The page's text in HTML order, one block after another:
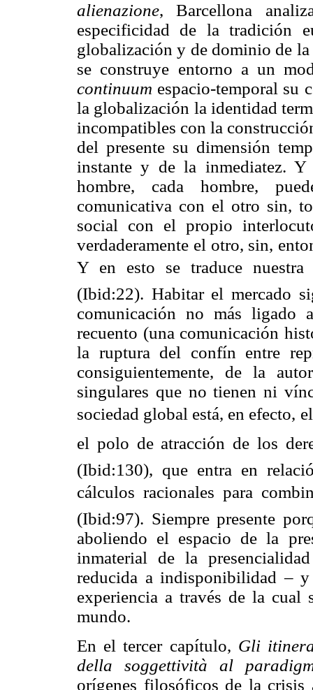
alienazione, Barcellona
especificidad de la tradición
globalización y de dominio de
se construye entorno a un
continuum espacio-temporal su
la globalización la identidad
incompatibles con la
del presente su dimensión
instante y de la inmediatez.
hombre, cada hombre,
comunicativa con el otro sin,
social con el propio
verdaderamente el otro, sin,
Y en esto se traduce nuestra
(Ibid:22). Habitar el mercado
comunicación no más ligado
recuento (una comunicación
la ruptura del confín entre
consiguientemente, de la
singulares que no tienen ni
sociedad global está, en efecto,
el polo de atracción de los
(Ibid:130), que entra en
cálculos racionales para
(Ibid:97). Siempre presente
aboliendo el espacio de la
inmaterial de la
reducida a indisponibilidad –
experiencia a través de la
mundo.
En el tercer capítulo, Gli
della soggettività al
orígenes filosóficos de la crisis